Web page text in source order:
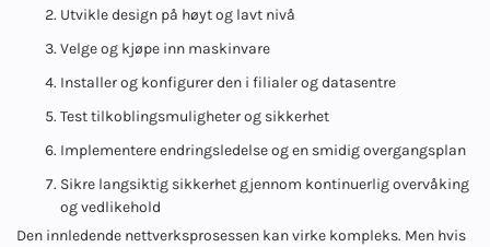
Utvikle design på høyt og lavt nivå
Velge og kjøpe inn maskinvare
Installer og konfigurer den i filialer og datasentre
Test tilkoblingsmuligheter og sikkerhet
Implementere endringsledelse og en smidig overgangsplan
Sikre langsiktig sikkerhet gjennom kontinuerlig overvåking
og vedlikehold
Den innledende nettverksprosessen kan virke kompleks. Men hvis